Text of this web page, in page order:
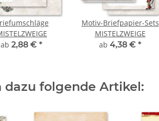
ab 2,88 € *
Motiv-Briefpapier-Sets
MISTELZWEIGE
ab 4,38 € *
folgende Artikel: